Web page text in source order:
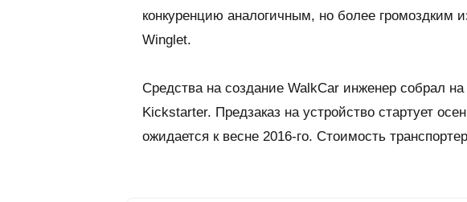
конкуренцию аналогичным, но более громоздким
Winglet.
Средства на создание WalkCar инженер собрал
Kickstarter. Предзаказ на устройство стартует
ожидается к весне 2016-го. Стоимость